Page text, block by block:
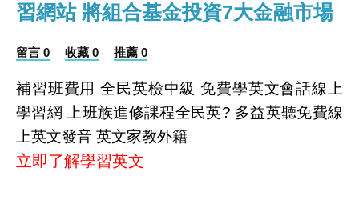
習網站 將組合基金投資7大金融市場
留言 0 收藏 0 推薦 0
補習班費用 全民英檢中級 免費學英文會話線上
學習網 上班族進修課程全民英? 多益英聽免費線
上英文發音 英文家教外籍
立即了解學習英文